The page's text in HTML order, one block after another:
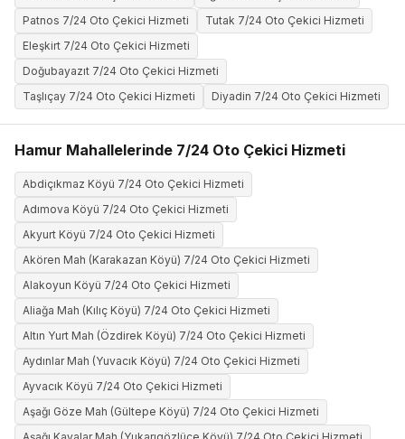
Patnos 7/24 Oto Çekici Hizmeti
Tutak 7/24 Oto Çekici Hizmeti
Eleşkirt 7/24 Oto Çekici Hizmeti
Doğubayazıt 7/24 Oto Çekici Hizmeti
Taşlıçay 7/24 Oto Çekici Hizmeti
Diyadin 7/24 Oto Çekici Hizmeti
Hamur Mahallelerinde 7/24 Oto Çekici Hizmeti
Abdiçıkmaz Köyü 7/24 Oto Çekici Hizmeti
Adımova Köyü 7/24 Oto Çekici Hizmeti
Akyurt Köyü 7/24 Oto Çekici Hizmeti
Akören Mah (Karakazan Köyü) 7/24 Oto Çekici Hizmeti
Alakoyun Köyü 7/24 Oto Çekici Hizmeti
Aliağa Mah (Kılıç Köyü) 7/24 Oto Çekici Hizmeti
Altın Yurt Mah (Özdirek Köyü) 7/24 Oto Çekici Hizmeti
Aydınlar Mah (Yuvacık Köyü) 7/24 Oto Çekici Hizmeti
Ayvacık Köyü 7/24 Oto Çekici Hizmeti
Aşağı Göze Mah (Gültepe Köyü) 7/24 Oto Çekici Hizmeti